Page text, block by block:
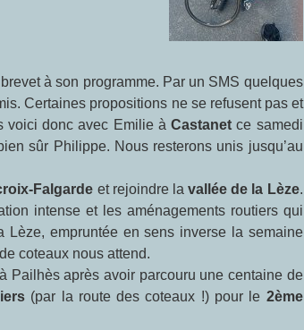
à son programme. Par un SMS quelques
Certaines propositions ne se refusent pas et
voici donc avec Emilie àCastanetce samedi
sûr Philippe. Nous resterons unis jusqu’au
Falgarde et rejoindre lavallée de la Lèze.
intense et les aménagements routiers qui
empruntée en sens inverse la semaine
coteaux nous attend.
Pailhès après avoir parcouru une centaine de
(par la route des coteaux !) pour le 2ème